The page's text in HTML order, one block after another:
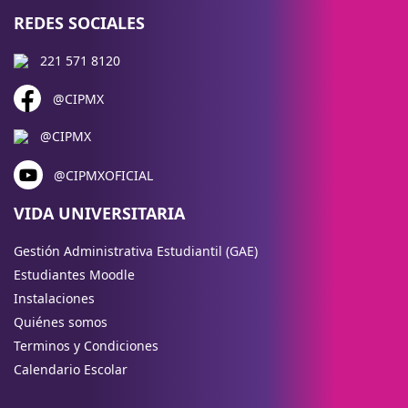
REDES SOCIALES
221 571 8120
@CIPMX
@CIPMX
@CIPMXOFICIAL
VIDA UNIVERSITARIA
Gestión Administrativa Estudiantil (GAE)
Estudiantes Moodle
Instalaciones
Quiénes somos
Terminos y Condiciones
Calendario Escolar